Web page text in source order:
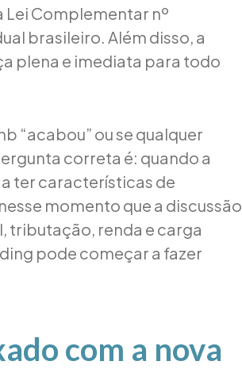
Complementar nº
brasileiro. Além disso, a
plena e imediata para todo
“acabou” ou se qualquer
correta é: quando a
ter características de
momento que a discussão
tributação, renda e carga
pode começar a fazer
com a nova